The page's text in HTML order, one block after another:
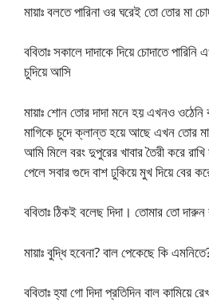
মায়াঃ বলতে পারিনা ওর ঘরেই তো তোর মা
ববিতাঃ সকালে দাদাকে দিয়ে চোদাতে
চুদিয়ে আসি
মায়াঃ শোন তোর দাদা মনে হয় এখনও ওঠেনি
মাগিকে চুদে ক্লান্ত হয়ে আছে এখন তোর
আমি মিলে বরং দুপুরের খাবার তৈরী করে
পেলে সবার গুদে বাশ ঢুকিয়ে মুখ দিয়ে বের
ববিতাঃ ঠিকই বলেছ দিদা। তোমার তো দারুন
মায়াঃ বুদ্ধি হবেনা? বাল পেকেছে কি
ববিতাঃ হ্যা গো দিদা প্রতিদিন বাল